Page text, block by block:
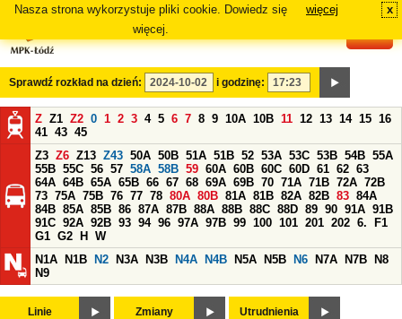
Nasza strona wykorzystuje pliki cookie. Dowiedz się
więcej.
więcej x
Sprawdź rozkład na dzień: i godzinę:
Z Z1 Z2 0 1 2 3 4 5 6 7 8 9 10A 10B 11 12 13 14 15 16
41 43 45
Z3 Z6 Z13 Z43 50A 50B 51A 51B 52 53A 53C 53B 54B 55A
55B 55C 56 57 58A 58B 59 60A 60B 60C 60D 61 62 63
64A 64B 65A 65B 66 67 68 69A 69B 70 71A 71B 72A 72B
73 75A 75B 76 77 78 80A 80B 81A 81B 82A 82B 83 84A
84B 85A 85B 86 87A 87B 88A 88B 88C 88D 89 90 91A 91B
91C 92A 92B 93 94 96 97A 97B 99 100 101 201 202 6.
F1
G1 G2 H
W
N1A
N1B N2 N3A N3B N4A N4B N5A N5B N6 N7A N7B
N8
N9
Linie Zmiany Utrudnienia